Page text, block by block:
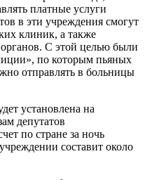
платные услуги
в эти учреждения смогут
клиник, а также
С этой целью были
по которым пьяных
отправлять в больницы
установлена на
депутатов
по стране за ночь
составит около